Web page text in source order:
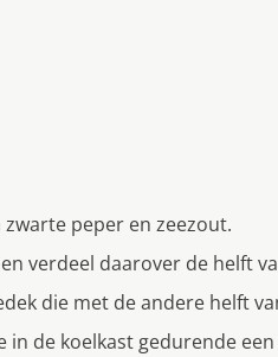
peper en zeezout.
verdeel daarover de helft
die met de andere helft
in de koelkast gedurende